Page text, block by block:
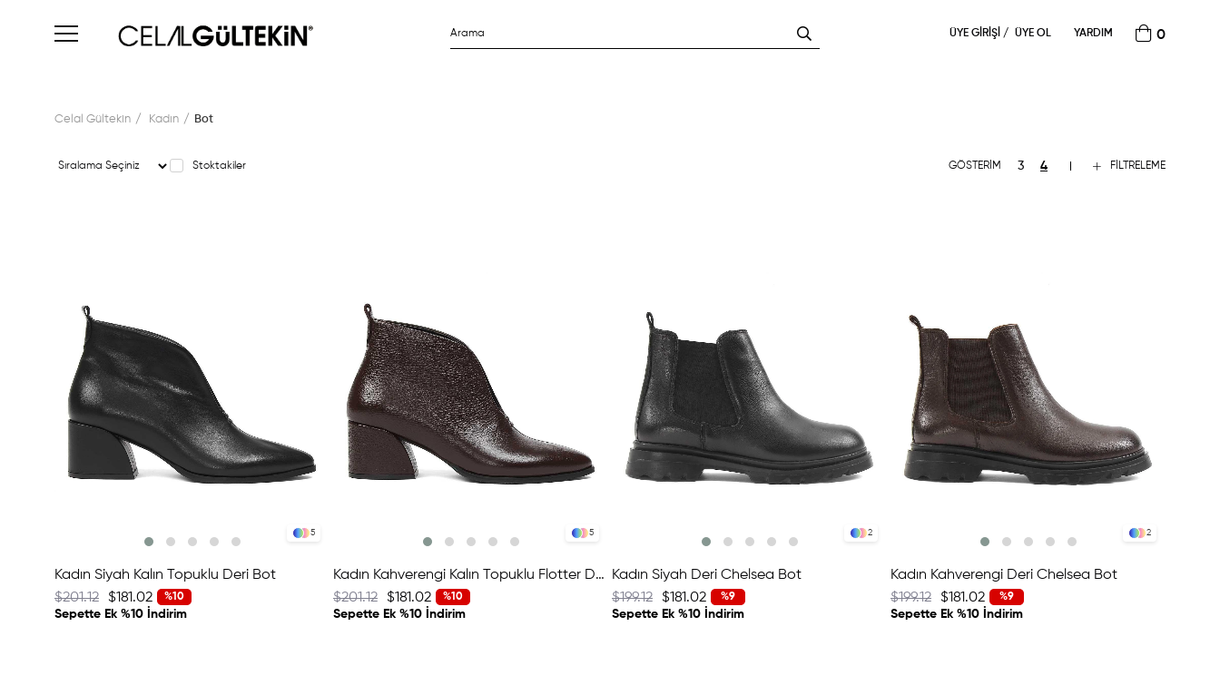
0
YARDIM
ÜYE GIRIŞI ÜYE OL
Celal Gültekin Kadın Bot
Stoktakiler FILTRELEME
5
Kadın Siyah Kalın Topuklu Deri Bot
%10
$181.02
$201.12
Sepette Ek %10 İndirim
5
Kadın Kahverengi Kalın Topuklu Flotter Deri Bot
%10
$181.02
$201.12
Sepette Ek %10 İndirim
2
Kadın Siyah Deri Chelsea Bot
%9
$181.02
$199.12
Sepette Ek %10 İndirim
2
Kadın Kahverengi Deri Chelsea Bot
%9
$181.02
$199.12
Sepette Ek %10 İndirim